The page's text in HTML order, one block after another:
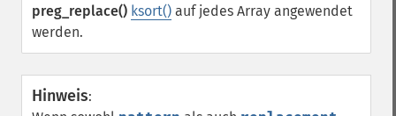
preg_replace() ksort() auf jedes Array angewendet
werden.
Hinweis: